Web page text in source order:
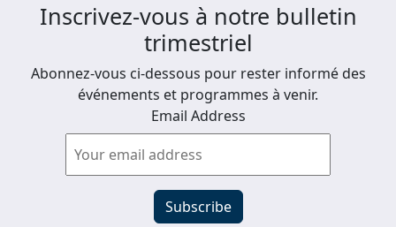
Inscrivez-vous à notre bulletin
trimestriel
Abonnez-vous ci-dessous pour rester informé des
événements et programmes à venir.
Email Address